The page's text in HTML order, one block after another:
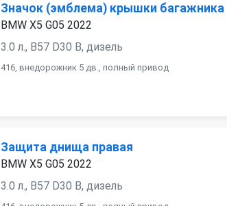
Значок (эмблема) крышки багажника
BMW X5 G05 2022
3.0 л., B57 D30 B, дизель
416, внедорожник 5 дв., полный привод
Защита днища правая
BMW X5 G05 2022
3.0 л., B57 D30 B, дизель